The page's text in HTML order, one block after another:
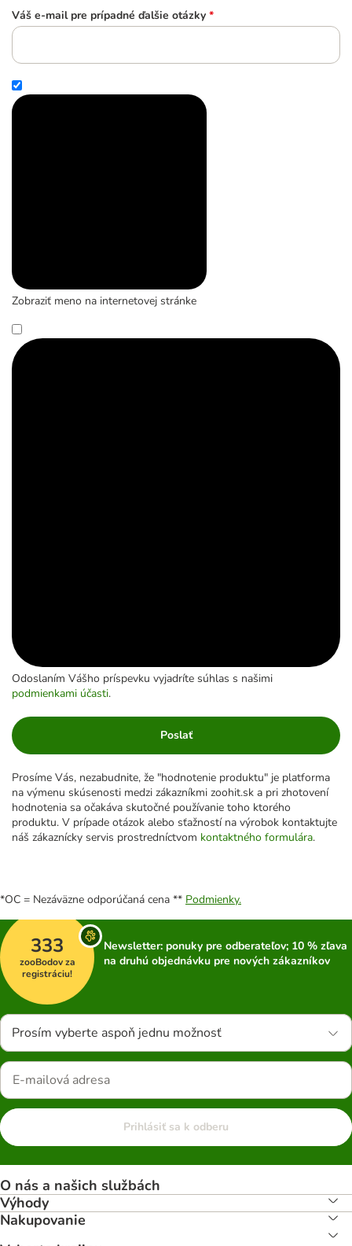
Váš e-mail pre prípadné ďalšie otázky *
Zobraziť meno na internetovej stránke
Odoslaním Vášho príspevku vyjadríte súhlas s našimi
podmienkami účasti.
Poslať
Prosíme Vás, nezabudnite, že "hodnotenie produktu" je platforma
na výmenu skúsenosti medzi zákazníkmi zoohit.sk a pri zhotovení
hodnotenia sa očakáva skutočné používanie toho ktorého
produktu. V prípade otázok alebo sťažností na výrobok kontaktujte
náš zákaznícky servis prostredníctvom kontaktného formulára.
*OC = Nezáväzne odporúčaná cena ** Podmienky.
333
zooBodov za
registráciu!
Newsletter: ponuky pre odberateľov; 10 % zľava
na druhú objednávku pre nových zákazníkov
Prosím vyberte aspoň jednu možnosť
Prihlásiť sa k odberu
O nás a našich službách
Výhody
Nakupovanie